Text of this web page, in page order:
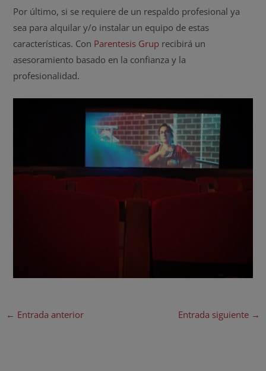
Por último, si se requiere de un respaldo profesional ya
sea para alquilar y/o instalar un equipo de estas
características. Con Parentesis Grup recibirá un
asesoramiento basado en la confianza y la
profesionalidad.
← Entrada anterior Entrada siguiente →